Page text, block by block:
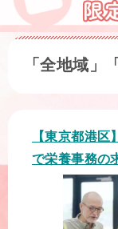
「全地域」
【東京都港
で栄養事務の